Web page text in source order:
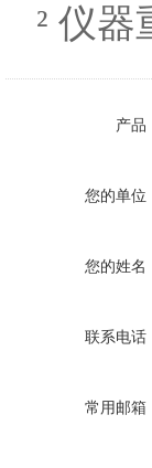
² 仪器
产品
您的单位
您的姓名
联系电话
常用邮箱